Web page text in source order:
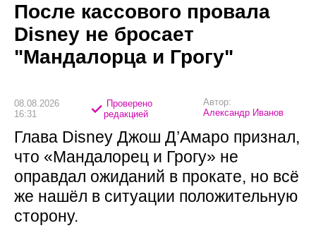
После кассового провала
Disney не бросает
"Мандалорца и Грогу"
08.08.2026
16:31
Проверено
редакцией
Автор:
Александр Иванов
Глава Disney Джош Д’Амаро признал,
что «Мандалорец и Грогу» не
оправдал ожиданий в прокате, но всё
же нашёл в ситуации положительную
сторону.